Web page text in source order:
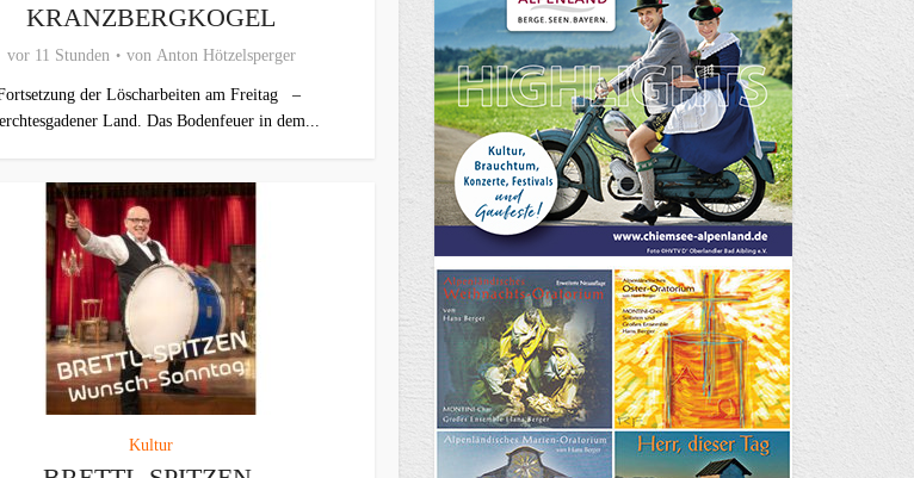
KRANZBERGKOGEL
vor 11 Stunden von Anton Hötzelsperger
der Löscharbeiten am Freitag –
Land. Das Bodenfeuer in dem...
Kultur